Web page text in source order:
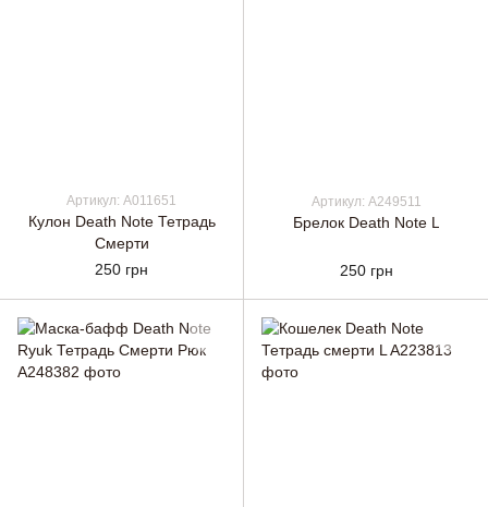
Артикул: A011651
Кулон Death Note Тетрадь
Смерти
250 грн
Артикул: A249511
Брелок Death Note L
250 грн